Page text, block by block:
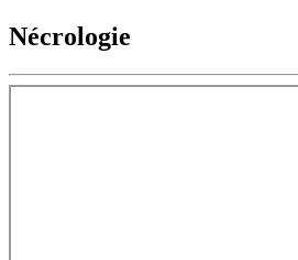
Nécrologie